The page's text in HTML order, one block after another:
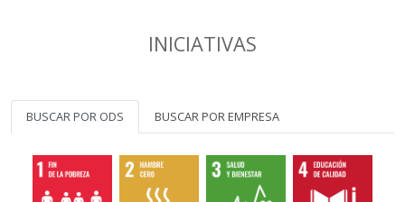
INICIATIVAS
BUSCAR POR ODS BUSCAR POR EMPRESA